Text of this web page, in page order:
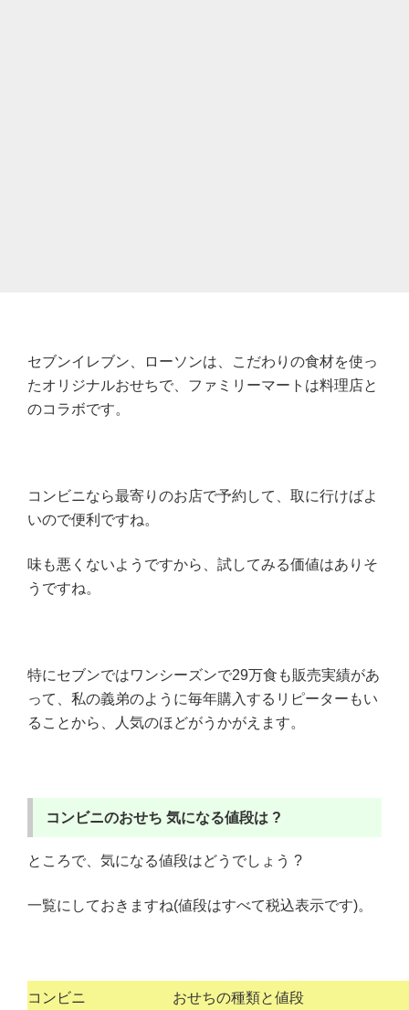
セブンイレブン、ローソンは、こだわりの食材を使っ
たオリジナルおせちで、ファミリーマートは料理店と
のコラボです。
コンビニなら最寄りのお店で予約して、取に行けばよ
いので便利ですね。
味も悪くないようですから、試してみる価値はありそ
うですね。
特にセブンではワンシーズンで29万食も販売実績があ
って、私の義弟のように毎年購入するリピーターもい
ることから、人気のほどがうかがえます。
コンビニのおせち 気になる値段は ?
ところで、気になる値段はどうでしょう ?
一覧にしておきますね(値段はすべて税込表示です)。
コンビニ おせちの種類と値段